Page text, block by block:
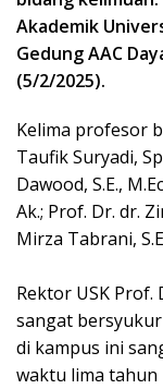
Akademik
Gedung AAC
(5/2/2025).
Kelima profesor
Taufik Suryadi,
Dawood, S.E.,
Ak.; Prof. Dr. dr.
Mirza Tabrani,
Rektor USK Prof.
sangat
di kampus ini
waktu lima tahun